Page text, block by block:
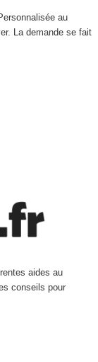
au
La demande se fait
aides au
conseils pour